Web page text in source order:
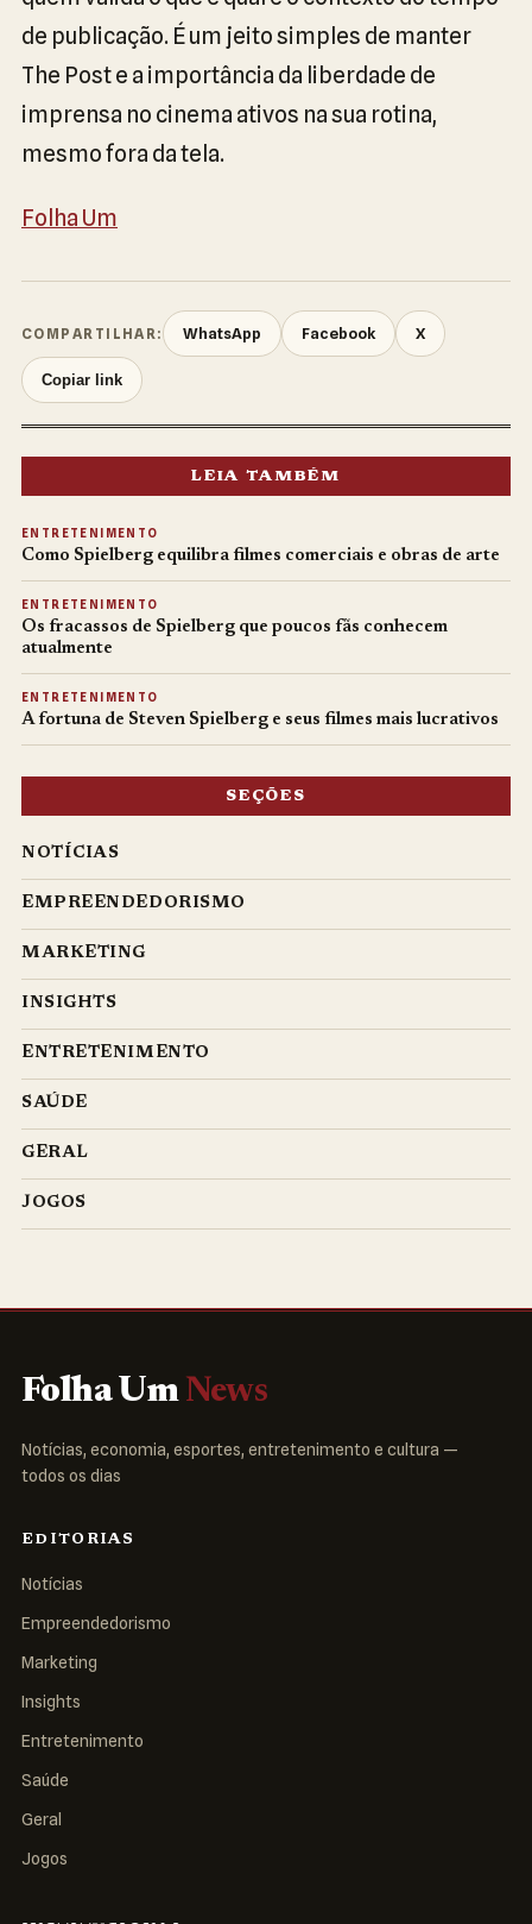
de publicação. É um jeito simples de manter
The Post e a importância da liberdade de
imprensa no cinema ativos na sua rotina,
mesmo fora da tela.
Folha Um
COMPARTILHAR: WhatsApp Facebook X
Copiar link
LEIA TAMBÉM
ENTRETENIMENTO
Como Spielberg equilibra filmes comerciais e obras de arte
ENTRETENIMENTO
Os fracassos de Spielberg que poucos fãs conhecem
atualmente
ENTRETENIMENTO
A fortuna de Steven Spielberg e seus filmes mais lucrativos
SEÇÕES
NOTÍCIAS
EMPREENDEDORISMO
MARKETING
INSIGHTS
ENTRETENIMENTO
SAÚDE
GERAL
JOGOS
Folha Um News
Notícias, economia, esportes, entretenimento e cultura —
todos os dias
EDITORIAS
Notícias
Empreendedorismo
Marketing
Insights
Entretenimento
Saúde
Geral
Jogos